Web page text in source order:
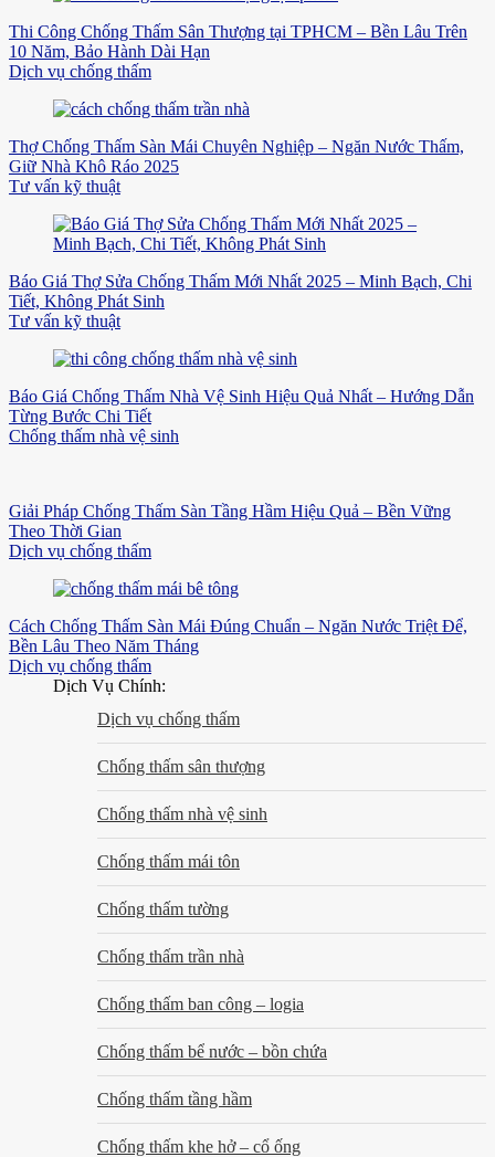
Thi Công Chống Thấm Sân Thượng tại TPHCM – Bền Lâu Trên
10 Năm, Bảo Hành Dài Hạn
Dịch vụ chống thấm
Thợ Chống Thấm Sàn Mái Chuyên Nghiệp – Ngăn Nước Thấm,
Giữ Nhà Khô Ráo 2025
Tư vấn kỹ thuật
Báo Giá Thợ Sửa Chống Thấm Mới Nhất 2025 – Minh Bạch, Chi
Tiết, Không Phát Sinh
Tư vấn kỹ thuật
Báo Giá Chống Thấm Nhà Vệ Sinh Hiệu Quả Nhất – Hướng Dẫn
Từng Bước Chi Tiết
Chống thấm nhà vệ sinh
Giải Pháp Chống Thấm Sàn Tầng Hầm Hiệu Quả – Bền Vững
Theo Thời Gian
Dịch vụ chống thấm
Cách Chống Thấm Sàn Mái Đúng Chuẩn – Ngăn Nước Triệt Để,
Bền Lâu Theo Năm Tháng
Dịch vụ chống thấm
Dịch Vụ Chính:
Dịch vụ chống thấm
Chống thấm sân thượng
Chống thấm nhà vệ sinh
Chống thấm mái tôn
Chống thấm tường
Chống thấm trần nhà
Chống thấm ban công – logia
Chống thấm bể nước – bồn chứa
Chống thấm tầng hầm
Chống thấm khe hở – cổ ống